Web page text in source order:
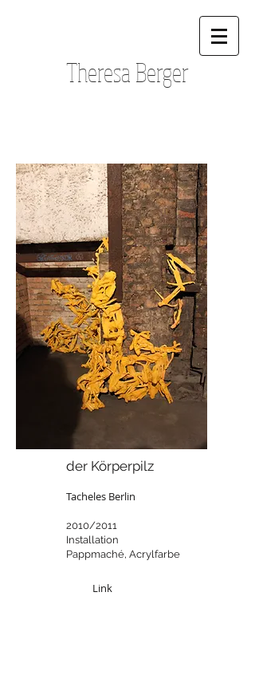
Theresa Berger
der Körperpilz
Tacheles Berlin
2010/2011
Installation
Pappmaché, Acrylfarbe
Link